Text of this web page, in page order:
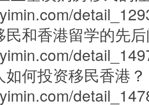
民和香港留学的先
如何投资移民香港？